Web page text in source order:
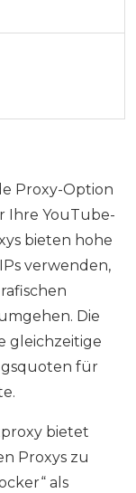
Proxy-Option
Ihre YouTube-
bieten hohe
verwenden,
Die
gleichzeitige
für
bietet
Proxys zu
als